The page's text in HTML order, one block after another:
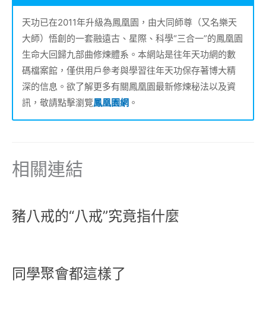
天功已在2011年升級為鳳凰園，由大同師尊（又名樂天
大師）悟創的一套融遠古、星際、科學“三合一”的鳳凰園
生命大回歸九部曲修煉體系。本網站是往年天功網的數
碼檔案館，僅供用戶參考與學習往年天功保存著博大精
深的信息。欲了解更多有關鳳凰園最新修煉秘法以及資
訊，敬請點擊瀏覽鳳凰園網 。
相關連結
豬八戒的“八戒”究竟指什麼
同學聚會都這樣了